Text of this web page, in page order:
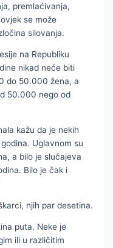
premlaćivanja,
se može
silovanja.
na Republiku
nikad neće biti
do 50.000 žena, a
50.000 nego od
kažu da je nekih
Uglavnom su
a bilo je slučajeva
Bilo je čak i
njih par desetina.
puta. Neke je
ili u različitim